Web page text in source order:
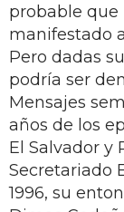
probable que
manifestado
Pero dadas
podría ser
Mensajes
años de los
El Salvador y
Secretariado
1996, su